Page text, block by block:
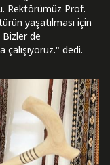
Rektörümüz Prof.
yaşatılması için
de
dedi.